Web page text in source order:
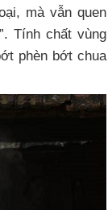
mà vẫn quen
Tính chất vùng
phèn bớt chua